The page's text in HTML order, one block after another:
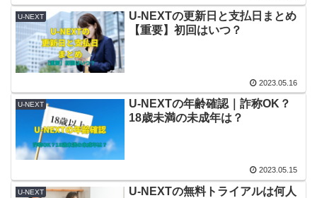
U-NEXT
U-NEXTの更新日と支払日まとめ
【重要】初回はいつ？
2023.05.16
U-NEXT
U-NEXTの年齢確認｜詐称OK？
18歳未満の未成年は？
2023.05.15
U-NEXT
U-NEXTの無料トライアルは何人